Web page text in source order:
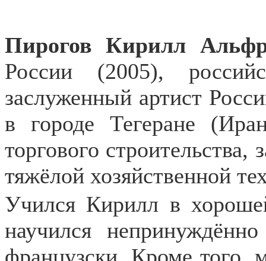
Пирогов Кирилл
России (2005),
заслуженный артист
в городе Тегеране
торгового
тяжёлой хозяйственной
Учился Кирилл в
научился